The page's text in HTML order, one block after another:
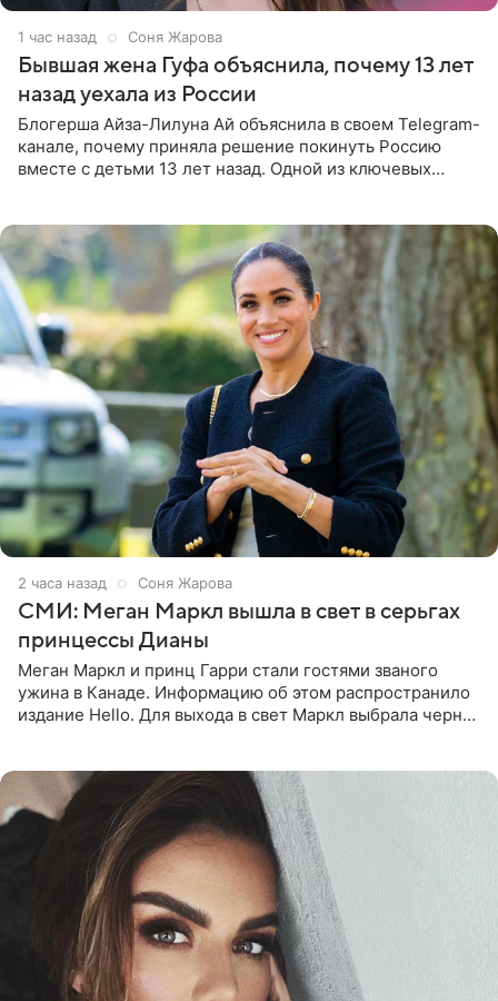
1 час назад Соня Жарова
Бывшая жена Гуфа объяснила, почему 13 лет
назад уехала из России
Блогерша Айза-Лилуна Ай объяснила в своем Telegram-
канале, почему приняла решение покинуть Россию
вместе с детьми 13 лет назад. Одной из ключевых
2 часа назад Соня Жарова
СМИ: Меган Маркл вышла в свет в серьгах
принцессы Дианы
Меган Маркл и принц Гарри стали гостями званого
ужина в Канаде. Информацию об этом распространило
издание Hello. Для выхода в свет Маркл выбрала черное